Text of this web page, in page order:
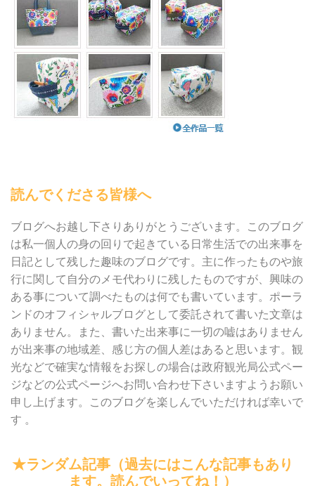
読んでくださる皆様へ
ブログへお越し下さりありがとうございます。このブログ
は私一個人の身の回りで起きている日常生活での出来事を
日記として残した趣味のブログです。主に作ったものや旅
行に関して自分のメモ代わりに残したものですが、興味の
ある事について調べたものは何でも書いています。ポーラ
ンドのオフィシャルブログとして委託されて書いた文章は
ありません。また、書いた出来事に一切の嘘はありません
が出来事の地域差、感じ方の個人差はあると思います。観
光などで確実な情報をお探しの場合は政府観光局公式ペー
ジなどの公式ページへお問い合わせ下さいますようお願い
申し上げます。このブログを楽しんでいただければ幸いで
す 。
★ランダム記事（過去にはこんな記事もあり
ます。読んでいってね！）